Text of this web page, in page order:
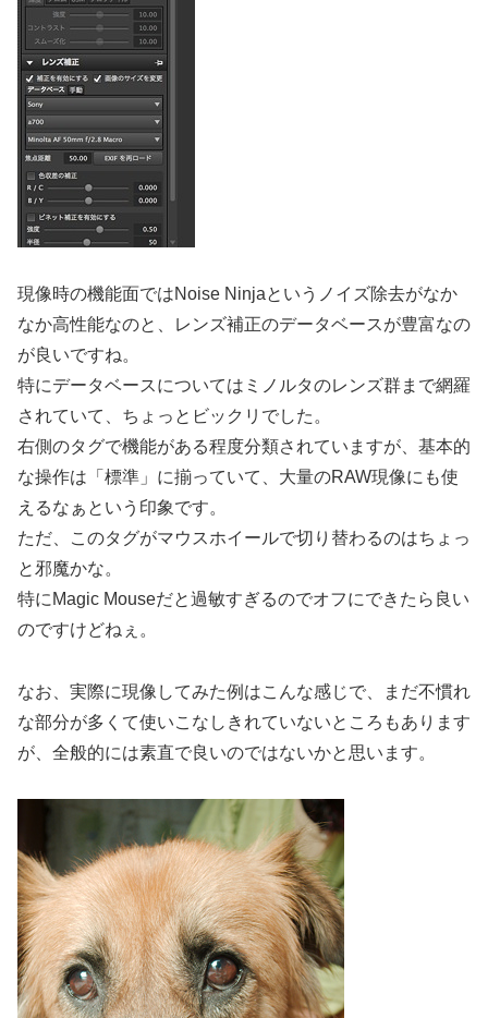
現像時の機能面ではNoise Ninjaというノイズ除去がなか
なか高性能なのと、レンズ補正のデータベースが豊富なの
が良いですね。
特にデータベースについてはミノルタのレンズ群まで網羅
されていて、ちょっとビックリでした。
右側のタグで機能がある程度分類されていますが、基本的
な操作は「標準」に揃っていて、大量のRAW現像にも使
えるなぁという印象です。
ただ、このタグがマウスホイールで切り替わるのはちょっ
と邪魔かな。
特にMagic Mouseだと過敏すぎるのでオフにできたら良い
のですけどねぇ。
なお、実際に現像してみた例はこんな感じで、まだ不慣れ
な部分が多くて使いこなしきれていないところもあります
が、全般的には素直で良いのではないかと思います。